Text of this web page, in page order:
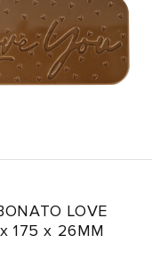
LOVE
175 x 26MM